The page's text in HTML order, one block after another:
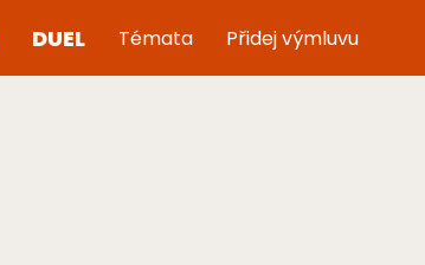
DUEL Témata Přidej výmluvu